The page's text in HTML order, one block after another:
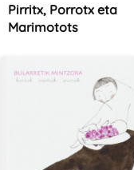
Pirritx, Porrotx eta
Marimotots